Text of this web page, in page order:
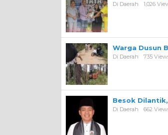
Di Daerah 1,026
Warga Dusun
Di Daerah 735
Besok
Di Daerah 662